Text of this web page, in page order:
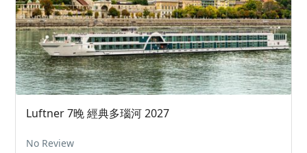
Luftner 7晚 經典多瑙河 2027
No Review